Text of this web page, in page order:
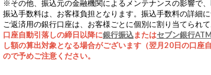
※その他、振込元の金融機関によるメンテナンスの影響で、
振込手数料は、お客様負担となります。振込手数料の詳細
ご返済用の銀行口座は、お客様ごとに個別に割り当てられ
口座自動引落しの締日以降に銀行振込またはセブン銀行ATM
し額の算出対象となる場合がございます（翌月20日の口座
ので予めご注意ください。